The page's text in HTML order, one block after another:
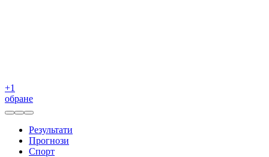
+1
обране
Результати
Прогнози
Спорт